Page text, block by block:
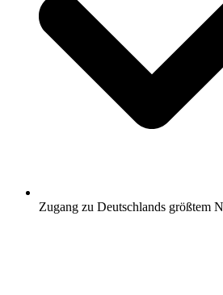
Zugang zu Deutschlands größtem